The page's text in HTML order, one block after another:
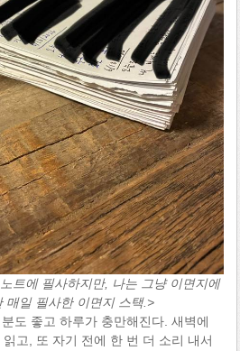
트에 필사하지만, 나는 그냥 이면지에
매일 필사한 이면지 스택.>
도 좋고 하루가 충만해진다. 새벽에
고, 또 자기 전에 한 번 더 소리 내서